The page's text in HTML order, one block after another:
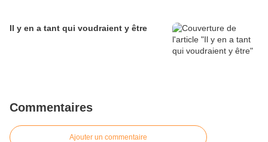
Il y en a tant qui voudraient y être
Commentaires
Ajouter un commentaire